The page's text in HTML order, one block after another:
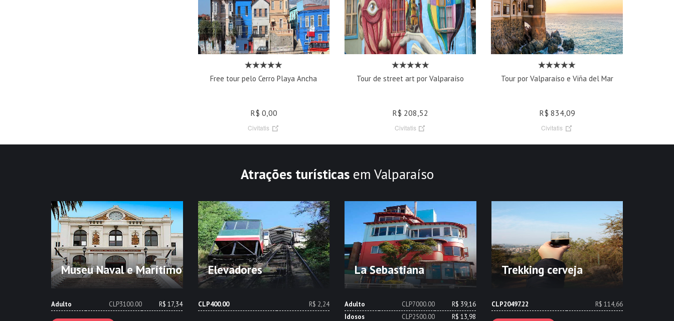
Free tour pelo Cerro Playa Ancha
R$ 0,00
Civitatis
Tour de street art por Valparaíso
R$ 208,52
Civitatis
Tour por Valparaíso e Viña del Mar
R$ 834,09
Civitatis
Atrações turísticasem Valparaíso
Museu Naval e Marítimo
Adulto CLP3100.00 R$ 17,34
Elevadores
CLP400.00 R$ 2,24
La Sebastiana
Adulto CLP7000.00
R$ 39,16
Idosos
CLP2500.00 R$ 13,98
Trekking cerveja
CLP20497.22 R$ 114,66